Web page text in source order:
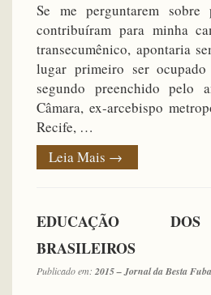
Se me perguntarem sobre
contribuíram para minha
transecumênico, apontaria
lugar primeiro ser
segundo preenchido pelo
Câmara, ex-arcebispo
Recife, …
Leia Mais →
EDUCAÇÃO
BRASILEIROS
Publicado em: 2015 – Jornal da Besta